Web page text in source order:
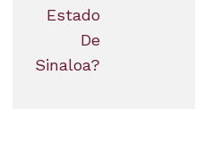
Estado
De
Sinaloa?